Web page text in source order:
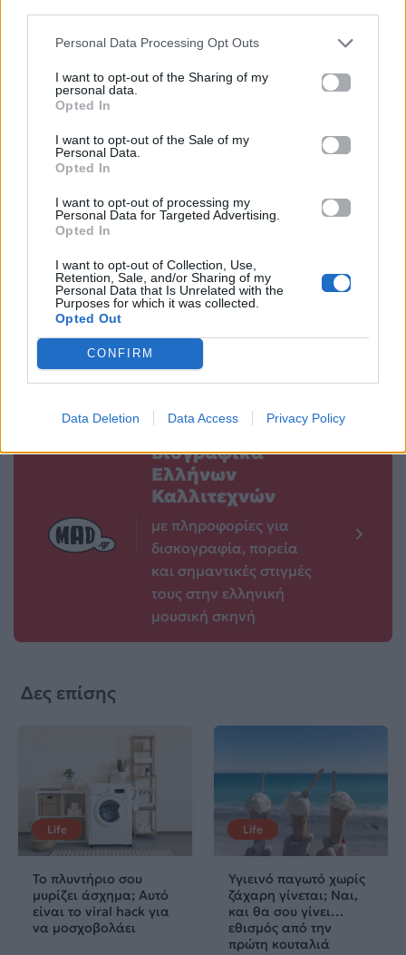
Personal Data Processing Opt Outs
I want to opt-out of the Sharing of my
personal data.
Opted In
I want to opt-out of the Sale of my
Personal Data.
Opted In
I want to opt-out of processing my
Personal Data for Targeted Advertising.
Opted In
I want to opt-out of Collection, Use,
Retention, Sale, and/or Sharing of my
Personal Data that Is Unrelated with the
Purposes for which it was collected.
Opted Out
CONFIRM
Data Deletion Data Access Privacy Policy
Προηγούμενο
Mad VMA 2026 από
την ΔΕΗ: Οι
Mad Radio 106,2
«προβλέπουν» το
φετινό stage
03.06.2026
Επόμενο
Τα 4 ζώδια που
– Αν τα έχεις στη
ζωή σου, είσαι
Βιογραφικά
Ελλήνων
Καλλιτεχνών
με πληροφορίες για
δισκογραφία, πορεία
και σημαντικές στιγμές
τους στην ελληνική
μουσική σκηνή
Δες επίσης
Life
Το πλυντήριο σου
μυρίζει άσχημα; Αυτό
είναι το viral hack για
να μοσχοβολάει
Life
Υγιεινό παγωτό χωρίς
ζάχαρη γίνεται; Ναι,
και θα σου γίνει…
εθισμός από την
πρώτη κουταλιά